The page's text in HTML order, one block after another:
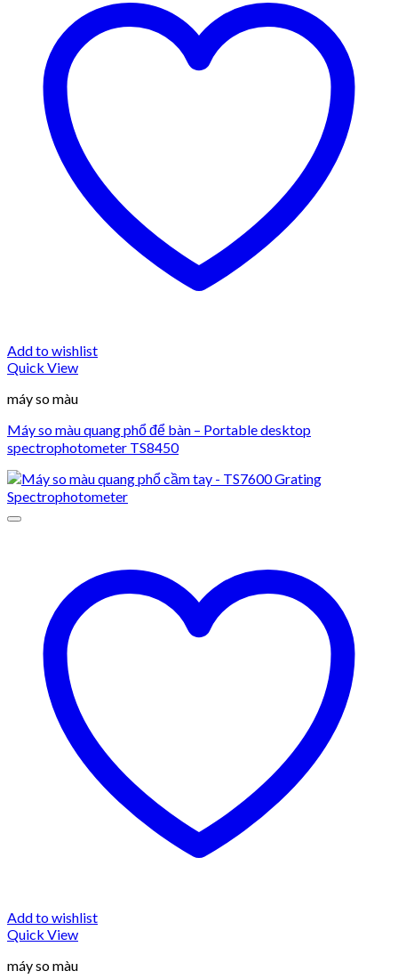
Add to wishlist
Quick View
máy so màu
Máy so màu quang phổ để bàn – Portable desktop
spectrophotometer TS8450
Add to wishlist
Quick View
máy so màu